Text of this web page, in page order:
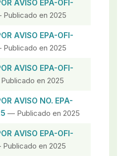
AVISO EPA-OFI-
en 2025
AVISO EPA-OFI-
en 2025
AVISO EPA-OFI-
en 2025
AVISO NO. EPA-
— Publicado en 2025
AVISO EPA-OFI-
en 2025